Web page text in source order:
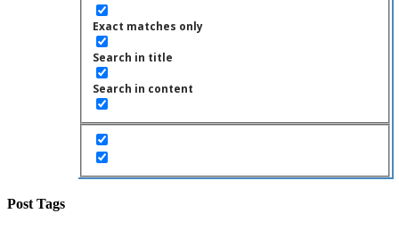
Exact matches only
Search in title
Search in content
Post Tags